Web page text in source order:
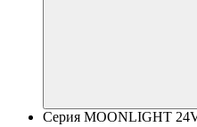
Серия MOONLIGHT